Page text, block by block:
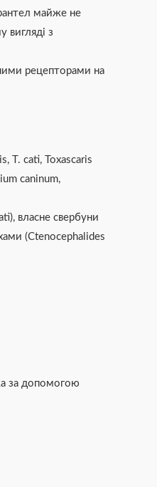
майже не
вигляді з
рецепторами на
Т. cati, Toxascaris
caninum,
власне свербуни
(Ctenocephalides
за допомогою